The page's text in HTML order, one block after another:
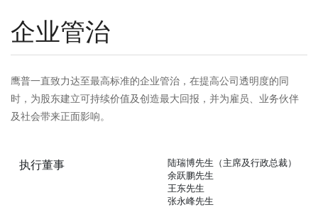
企业管治
鹰普一直致力达至最高标准的企业管治，在提高公司透明度的同
时，为股东建立可持续价值及创造最大回报，并为雇员、业务伙伴
及社会带来正面影响。
执行董事
陆瑞博先生（主席及行政总裁）
余跃鹏先生
王东先生
张永峰先生